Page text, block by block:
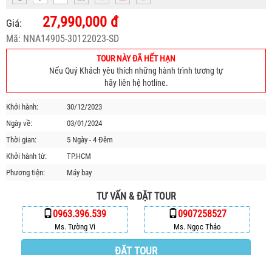
GIỚI THIỆU
HỒ SƠ NĂNG LỰC
PROFILE EN
THƯ KHEN VIETLUXTOUR
PROFILE HƯỚNG DẪN VIÊN
TUYỂN DỤNG
LIÊN HỆ
Giá: 27,990,000 đ
Mã: NNA14905-30122023-SD
TOUR NÀY ĐÃ HẾT HẠN
Nếu Quý Khách yêu thích những hành trình tương tự
hãy liên hệ hotline.
Khởi hành:
30/12/2023
Ngày về:
03/01/2024
Thời gian:
5 Ngày - 4 Đêm
Khởi hành từ:
TP.HCM
Phương tiện:
Máy bay
TƯ VẤN & ĐẶT TOUR
0963.396.539
Ms. Tường Vi
0907258527
Ms. Ngọc Thảo
ĐẶT TOUR